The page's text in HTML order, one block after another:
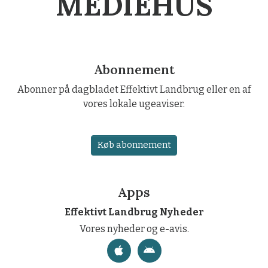
Abonnement
Abonner på dagbladet Effektivt Landbrug eller en af
vores lokale ugeaviser.
Køb abonnement
Apps
Effektivt Landbrug Nyheder
Vores nyheder og e-avis.